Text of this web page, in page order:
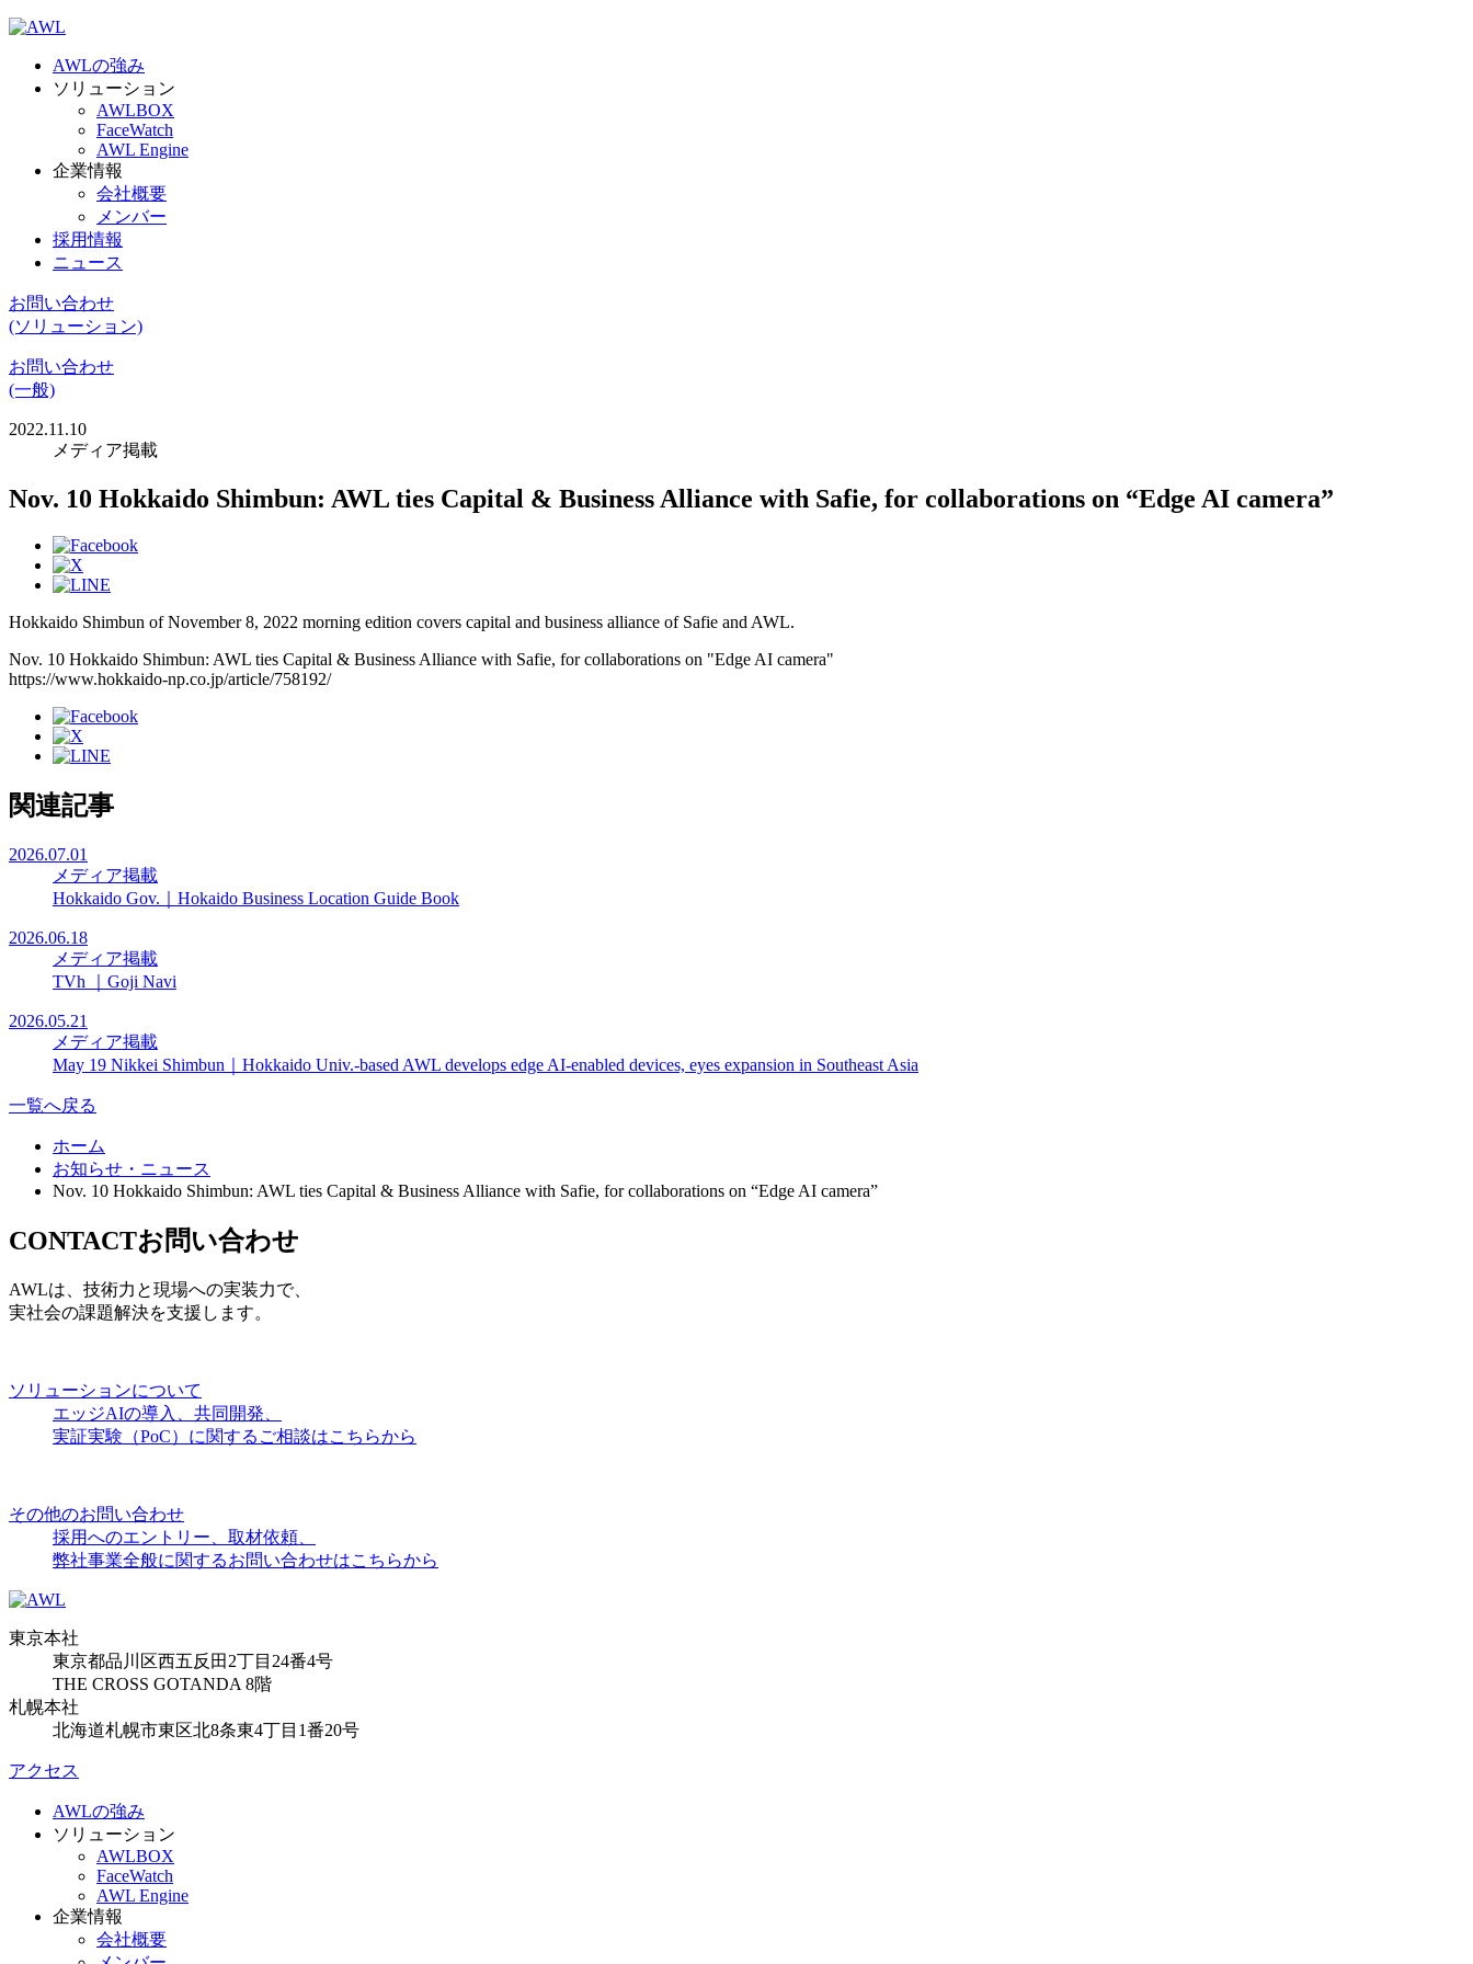
AWLの強み
ソリューション
AWLBOX
FaceWatch
AWL Engine
企業情報
会社概要
メンバー
採用情報
ニュース
お問い合わせ
(ソリューション)
お問い合わせ
(一般)
2022.11.10
メディア掲載
Nov. 10 Hokkaido Shimbun: AWL ties Capital & Business Alliance with Safie, for collaborations on “Edge AI camera”
Hokkaido Shimbun of November 8, 2022 morning edition covers capital and business alliance of Safie and AWL.
Nov. 10 Hokkaido Shimbun: AWL ties Capital & Business Alliance with Safie, for collaborations on "Edge AI camera"
https://www.hokkaido-np.co.jp/article/758192/
関連記事
2026.07.01
メディア掲載
Hokkaido Gov.｜Hokaido Business Location Guide Book
2026.06.18
メディア掲載
TVh ｜Goji Navi
2026.05.21
メディア掲載
May 19 Nikkei Shimbun｜Hokkaido Univ.-based AWL develops edge AI-enabled devices, eyes expansion in Southeast Asia
一覧へ戻る
ホーム
お知らせ・ニュース
Nov. 10 Hokkaido Shimbun: AWL ties Capital & Business Alliance with Safie, for collaborations on “Edge AI camera”
CONTACTお問い合わせ
AWLは、技術力と現場への実装力で、
実社会の課題解決を支援します。
ソリューションについて
エッジAIの導入、共同開発、
実証実験（PoC）に関するご相談はこちらから
その他のお問い合わせ
採用へのエントリー、取材依頼、
弊社事業全般に関するお問い合わせはこちらから
東京本社
東京都品川区西五反田2丁目24番4号
THE CROSS GOTANDA 8階
札幌本社
北海道札幌市東区北8条東4丁目1番20号
アクセス
AWLの強み
ソリューション
AWLBOX
FaceWatch
AWL Engine
企業情報
会社概要